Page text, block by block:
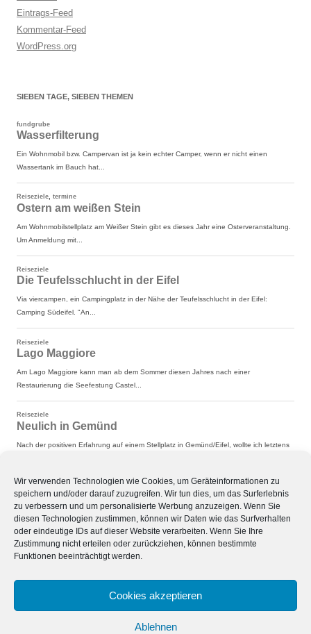
Wir verwenden Technologien wie Cookies, um Geräteinformationen zu
speichern und/oder darauf zuzugreifen. Wir tun dies, um das Surferlebnis
zu verbessern und um personalisierte Werbung anzuzeigen. Wenn Sie
diesen Technologien zustimmen, können wir Daten wie das Surfverhalten
oder eindeutige IDs auf dieser Website verarbeiten. Wenn Sie Ihre
Zustimmung nicht erteilen oder zurückziehen, können bestimmte
Funktionen beeinträchtigt werden.
Cookies akzeptieren
Ablehnen
Eintrags-Feed
Kommentar-Feed
WordPress.org
SIEBEN TAGE, SIEBEN THEMEN